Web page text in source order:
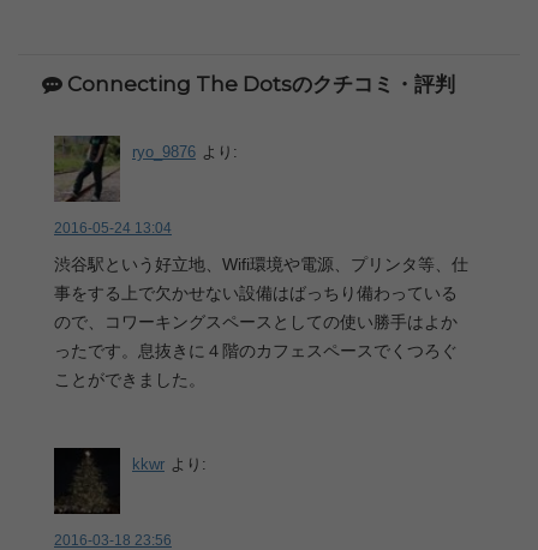
Connecting The Dotsのクチコミ・評判
ryo_9876 より:
2016-05-24 13:04
渋谷駅という好立地、Wifi環境や電源、プリンタ等、仕
事をする上で欠かせない設備はばっちり備わっている
ので、コワーキングスペースとしての使い勝手はよか
ったです。息抜きに４階のカフェスペースでくつろぐ
ことができました。
kkwr より:
2016-03-18 23:56